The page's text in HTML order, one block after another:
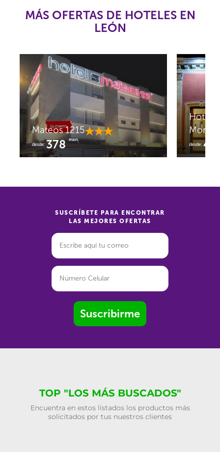
MÁS OFERTAS DE HOTELES EN
LEÓN
Mateos 1215
desde: 378mxn
Hotel
Monte
desde:
SUSCRÍBETE PARA ENCONTRAR
LAS MEJORES OFERTAS
Suscribirme
TOP "LOS MÁS BUSCADOS"
Encuentra en estos listados los productos más
solicitados por tus nuestros clientes